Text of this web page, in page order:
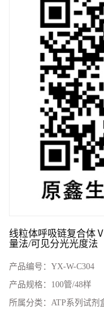
线粒体呼吸链复合体
量法/可见分光光度法
产品编号： YX-W-C304
产品规格： 100管/48样
所属分类： ATP系列试剂